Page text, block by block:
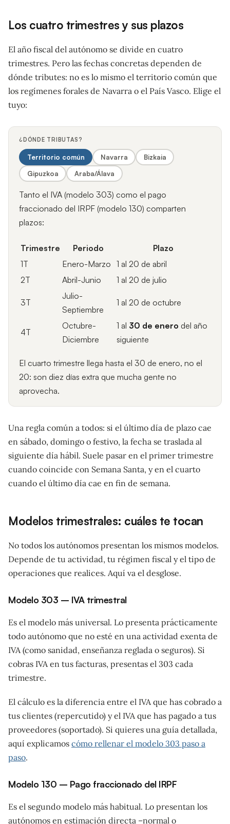
Los cuatro trimestres y sus plazos
El año fiscal del autónomo se divide en cuatro
trimestres. Pero las fechas concretas dependen de
dónde tributes: no es lo mismo el territorio común que
los regímenes forales de Navarra o el País Vasco. Elige el
tuyo:
¿DÓNDE TRIBUTAS?
Territorio común Navarra
Bizkaia
Gipuzkoa
Araba/Álava
Tanto el IVA (modelo 303) como el pago
fraccionado del IRPF (modelo 130) comparten
plazos:
Trimestre Periodo
Plazo
1T
Enero-Marzo 1 al 20 de abril
2T
Abril-Junio 1 al 20 de julio
3T
Julio-
Septiembre
1 al 20 de octubre
4T
Octubre-
Diciembre
1 al 30 de enero del año
siguiente
El cuarto trimestre llega hasta el 30 de enero, no el
20: son diez días extra que mucha gente no
aprovecha.
Una regla común a todos: si el último día de plazo cae
en sábado, domingo o festivo, la fecha se traslada al
siguiente día hábil. Suele pasar en el primer trimestre
cuando coincide con Semana Santa, y en el cuarto
cuando el último día cae en fin de semana.
Modelos trimestrales: cuáles te tocan
No todos los autónomos presentan los mismos modelos.
Depende de tu actividad, tu régimen fiscal y el tipo de
operaciones que realices. Aquí va el desglose.
Modelo 303 – IVA trimestral
Es el modelo más universal. Lo presenta prácticamente
todo autónomo que no esté en una actividad exenta de
IVA (como sanidad, enseñanza reglada o seguros). Si
cobras IVA en tus facturas, presentas el 303 cada
trimestre.
El cálculo es la diferencia entre el IVA que has cobrado a
tus clientes (repercutido) y el IVA que has pagado a tus
proveedores (soportado). Si quieres una guía detallada,
aquí explicamos cómo rellenar el modelo 303 paso a
paso.
Modelo 130 – Pago fraccionado del IRPF
Es el segundo modelo más habitual. Lo presentan los
autónomos en estimación directa –normal o